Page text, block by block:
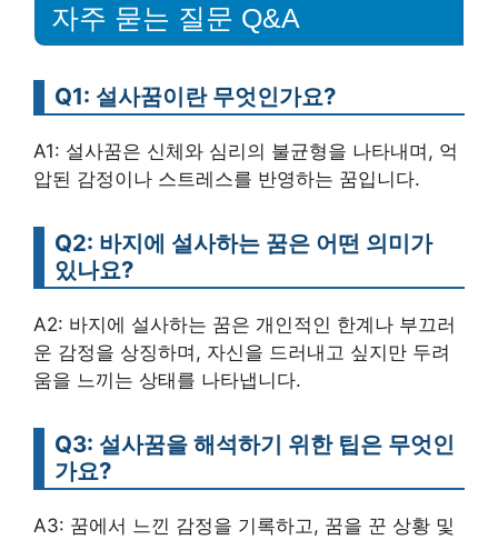
자주 묻는 질문 Q&A
Q1: 설사꿈이란 무엇인가요?
A1: 설사꿈은 신체와 심리의 불균형을 나타내며, 억
압된 감정이나 스트레스를 반영하는 꿈입니다.
Q2: 바지에 설사하는 꿈은 어떤 의미가
있나요?
A2: 바지에 설사하는 꿈은 개인적인 한계나 부끄러
운 감정을 상징하며, 자신을 드러내고 싶지만 두려
움을 느끼는 상태를 나타냅니다.
Q3: 설사꿈을 해석하기 위한 팁은 무엇인
가요?
A3: 꿈에서 느낀 감정을 기록하고, 꿈을 꾼 상황 및